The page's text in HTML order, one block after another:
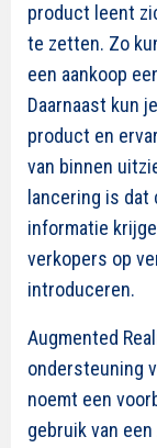
product leent
te zetten. Zo
een aankoop
Daarnaast kun
product en
van binnen
lancering is
informatie
verkopers op
introduceren.
Augmented
ondersteuning
noemt een
gebruik van